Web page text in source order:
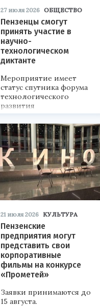
27 июля 2026 ОБЩЕСТВО
Пензенцы смогут
принять участие в
научно-
технологическом
диктанте
Мероприятие имеет
статус спутника форума
технологического
развития
«Технопром-2026».
21 июля 2026 КУЛЬТУРА
Пензенские
предприятия могут
представить свои
корпоративные
фильмы на конкурсе
«Прометей»
Заявки принимаются до
15 августа.